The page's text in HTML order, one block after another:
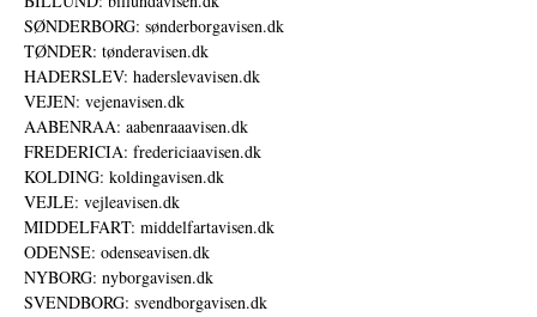
SØNDERBORG: sønderborgavisen.dk
TØNDER: tønderavisen.dk
HADERSLEV: haderslevavisen.dk
VEJEN: vejenavisen.dk
AABENRAA: aabenraaavisen.dk
FREDERICIA: fredericiaavisen.dk
KOLDING: koldingavisen.dk
VEJLE: vejleavisen.dk
MIDDELFART: middelfartavisen.dk
ODENSE: odenseavisen.dk
NYBORG: nyborgavisen.dk
SVENDBORG: svendborgavisen.dk